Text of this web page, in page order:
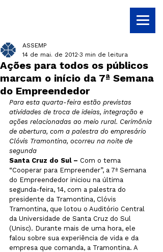
Ações para todos os públicos
marcam o início da 7ª Semana
do Empreendedor
ASSEMP
14 de mai. de 2012 3 min de leitura
Para esta quarta-feira estão previstas
atividades de troca de ideias, integração e
ações relacionadas ao meio rural. Cerimônia
de abertura, com a palestra do empresário
Clóvis Tramontina, ocorreu na noite de
segunda
Santa Cruz do Sul – Com o tema
“Cooperar para Empreender”, a 7ª Semana
do Empreendedor iniciou na última
segunda-feira, 14, com a palestra do
presidente da Tramontina, Clóvis
Tramontina, que lotou o Auditório Central
da Universidade de Santa Cruz do Sul
(Unisc). Durante mais de uma hora, ele
falou sobre sua experiência de vida e da
empresa que comanda, a Tramontina. A